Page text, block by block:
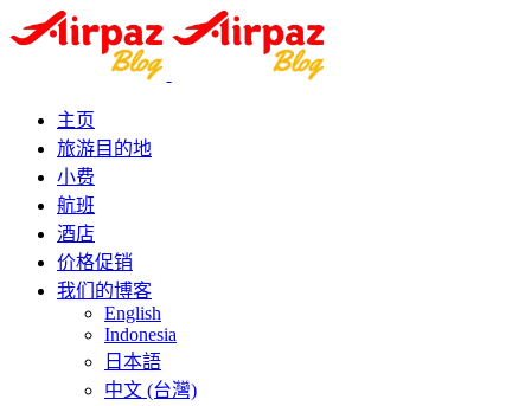
主页
旅游目的地
小费
航班
酒店
价格促销
我们的博客
English
Indonesia
日本語
中文 (台灣)